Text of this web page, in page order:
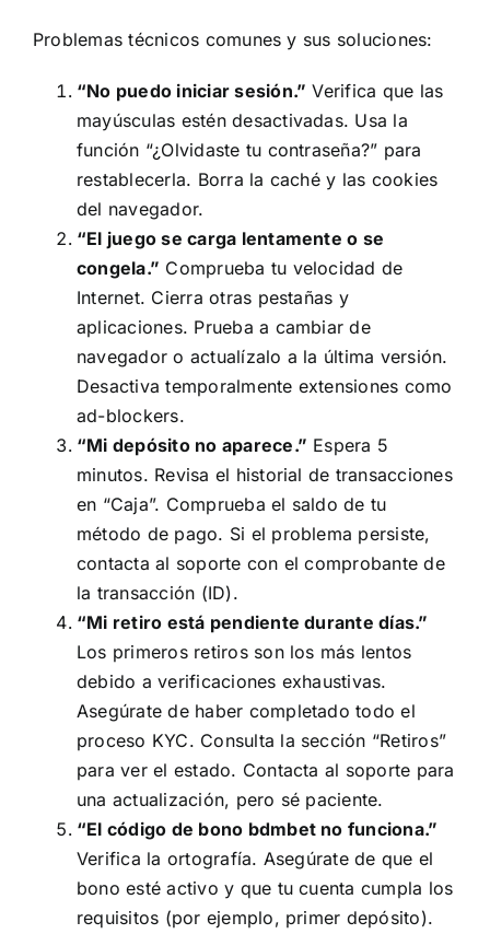
Problemas técnicos comunes y sus soluciones:
“No puedo iniciar sesión.” Verifica que las
mayúsculas estén desactivadas. Usa la
función “¿Olvidaste tu contraseña?” para
restablecerla. Borra la caché y las cookies
del navegador.
“El juego se carga lentamente o se
congela.” Comprueba tu velocidad de
Internet. Cierra otras pestañas y
aplicaciones. Prueba a cambiar de
navegador o actualízalo a la última versión.
Desactiva temporalmente extensiones como
ad-blockers.
“Mi depósito no aparece.” Espera 5
minutos. Revisa el historial de transacciones
en “Caja”. Comprueba el saldo de tu
método de pago. Si el problema persiste,
contacta al soporte con el comprobante de
la transacción (ID).
“Mi retiro está pendiente durante días.”
Los primeros retiros son los más lentos
debido a verificaciones exhaustivas.
Asegúrate de haber completado todo el
proceso KYC. Consulta la sección “Retiros”
para ver el estado. Contacta al soporte para
una actualización, pero sé paciente.
“El código de bono bdmbet no funciona.”
Verifica la ortografía. Asegúrate de que el
bono esté activo y que tu cuenta cumpla los
requisitos (por ejemplo, primer depósito).